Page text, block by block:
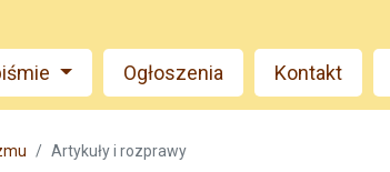
Ogłoszenia Kontakt
Artykuły i rozprawy